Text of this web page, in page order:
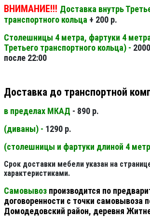
ВНИМАНИЕ!!! Доставка внутрь
транспортного кольца + 200 р.
Столешницы 4 метра, фартуки 4
Третьего транспортного кольца) -
после 22:00
Доставка до транспортной
в пределах МКАД - 890 р.
(диваны) - 1290 р.
(столешницы и фартуки длиной 4
Срок доставки мебели указан на
характеристиками.
Самовывоз производится по
договоренности с точки самовывоза
Домодедовский район, деревня